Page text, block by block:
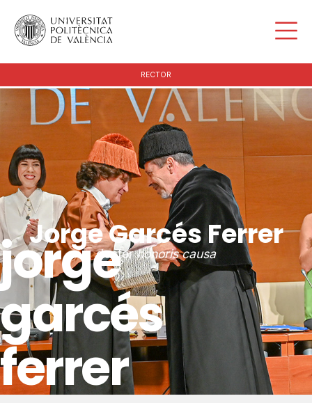
RECTOR
jorge
garcés
ferrer
Jorge Garcés Ferrer
doctorhonoris causa